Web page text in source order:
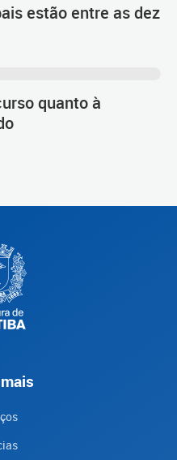
estão entre as dez
quanto à